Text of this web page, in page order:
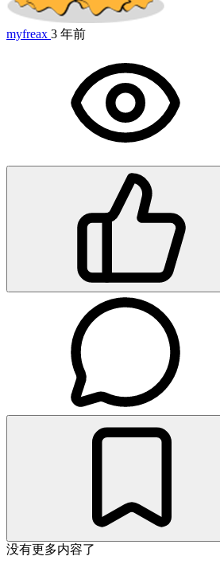
myfreax 3 年前
没有更多内容了